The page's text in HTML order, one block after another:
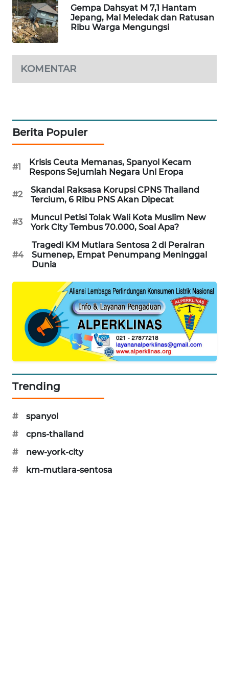
Gempa Dahsyat M 7,1 Hantam
Jepang, Mal Meledak dan Ratusan
Ribu Warga Mengungsi
KOMENTAR
Berita Populer
#1
Krisis Ceuta Memanas, Spanyol Kecam
Respons Sejumlah Negara Uni Eropa
#2
Skandal Raksasa Korupsi CPNS Thailand
Tercium, 6 Ribu PNS Akan Dipecat
#3
Muncul Petisi Tolak Wali Kota Muslim New
York City Tembus 70.000, Soal Apa?
#4
Tragedi KM Mutiara Sentosa 2 di Perairan
Sumenep, Empat Penumpang Meninggal
Dunia
Trending
#
spanyol
#
cpns-thailand
#
new-york-city
#
km-mutiara-sentosa
WAHANA
SPORT
UMKM
WAHANA
PERSONA
WAHANA
OTOMOTIF
WAHANA
HEALTH
WAHANA
DESA
WISATA
Wahana
Network
KONSUMEN
LISTRIK
MASYARAKAT
KELISTRIKAN
WALINKI
ID